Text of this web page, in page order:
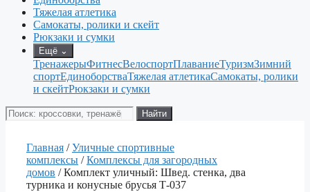
Тяжелая атлетика
Самокаты, ролики и скейт
Рюкзаки и сумки
Ещё ⌄
ТренажерыФитнесВелоспортПлаваниеТуризмЗимний
спортЕдиноборстваТяжелая атлетикаСамокаты, ролики
и скейтРюкзаки и сумки
Поиск
товаров
Найти
Главная /Уличные спортивные
комплексы /Комплексы для загородных
домов / Комплект уличный: Швед. стенка, два
турника и конусные брусья Т-037